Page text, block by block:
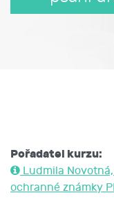
Pořadatel kurzu:
Ludmila
ochranné známky